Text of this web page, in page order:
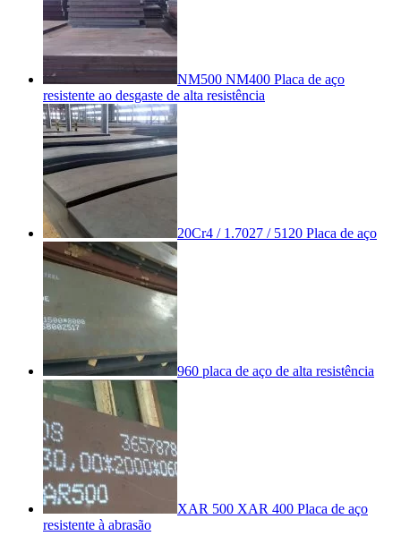
NM500 NM400 Placa de aço
resistente ao desgaste de alta resistência
20Cr4 / 1.7027 / 5120 Placa de aço
960 placa de aço de alta resistência
XAR 500 XAR 400 Placa de aço
resistente à abrasão